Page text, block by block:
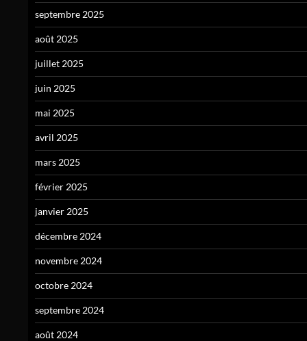
septembre 2025
août 2025
juillet 2025
juin 2025
mai 2025
avril 2025
mars 2025
février 2025
janvier 2025
décembre 2024
novembre 2024
octobre 2024
septembre 2024
août 2024